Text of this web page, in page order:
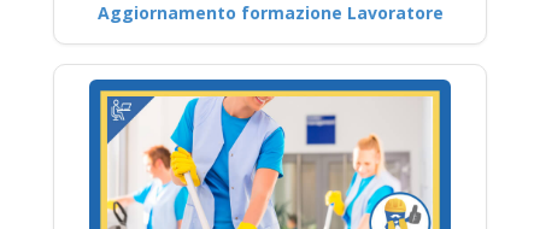
Aggiornamento formazione Lavoratore